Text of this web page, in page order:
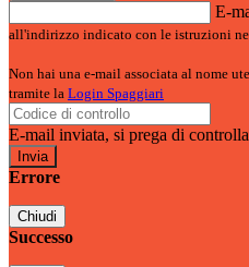
E-
all'indirizzo indicato con le istruzioni
Non hai una e-mail associata al nome
tramite la Login Spaggiari
E-mail inviata, si prega di
Errore
Chiudi
Successo